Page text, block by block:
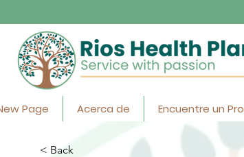
Page Acerca de Encuentre un
< Back